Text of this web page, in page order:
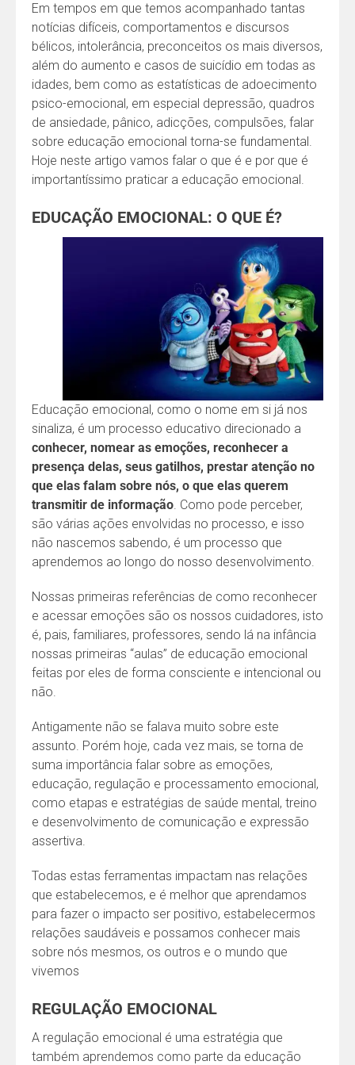
Em tempos em que temos acompanhado tantas
notícias difíceis, comportamentos e discursos
bélicos, intolerância, preconceitos os mais diversos,
além do aumento e casos de suicídio em todas as
idades, bem como as estatísticas de adoecimento
psico-emocional, em especial depressão, quadros
de ansiedade, pânico, adicções, compulsões, falar
sobre educação emocional torna-se fundamental.
Hoje neste artigo vamos falar o que é e por que é
importantíssimo praticar a educação emocional.
EDUCAÇÃO EMOCIONAL: O QUE É?
Educação emocional, como o nome em si já nos
sinaliza, é um processo educativo direcionado a
conhecer, nomear as emoções, reconhecer a
presença delas, seus gatilhos, prestar atenção no
que elas falam sobre nós, o que elas querem
transmitir de informação . Como pode perceber,
são várias ações envolvidas no processo, e isso
não nascemos sabendo, é um processo que
aprendemos ao longo do nosso desenvolvimento.
Nossas primeiras referências de como reconhecer
e acessar emoções são os nossos cuidadores, isto
é, pais, familiares, professores, sendo lá na infância
nossas primeiras “aulas” de educação emocional
feitas por eles de forma consciente e intencional ou
não.
Antigamente não se falava muito sobre este
assunto. Porém hoje, cada vez mais, se torna de
suma importância falar sobre as emoções,
educação, regulação e processamento emocional,
como etapas e estratégias de saúde mental, treino
e desenvolvimento de comunicação e expressão
assertiva.
Todas estas ferramentas impactam nas relações
que estabelecemos, e é melhor que aprendamos
para fazer o impacto ser positivo, estabelecermos
relações saudáveis e possamos conhecer mais
sobre nós mesmos, os outros e o mundo que
vivemos
REGULAÇÃO EMOCIONAL
A regulação emocional é uma estratégia que
também aprendemos como parte da educação